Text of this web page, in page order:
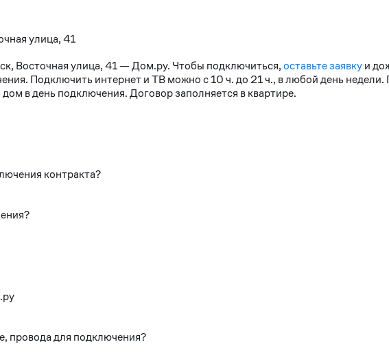
улица, 41
Восточная улица, 41 — Дом.ру. Чтобы подключиться,оставьте заявкуи
Подключить интернет и ТВ можно с 10 ч. до 21 ч., в любой день
в день подключения. Договор заполняется в квартире.
контракта?
провода для подключения?